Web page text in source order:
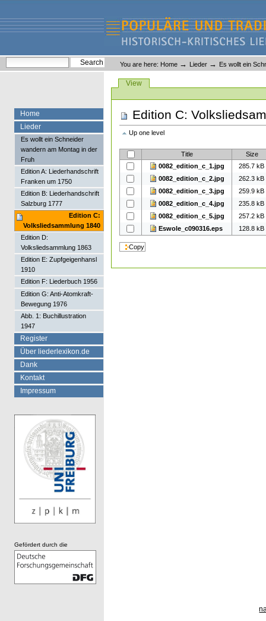
content.
navigation
Liederlexikon
Personal
tools
You are here: Home → Lieder → Es wollt ein
ViewsView
Edition C:
Up one level
Title
Size
0082_edition_c_1.jpg
285.7 kB
0082_edition_c_2.jpg
262.3 kB
0082_edition_c_3.jpg
259.9 kB
0082_edition_c_4.jpg
235.8 kB
0082_edition_c_5.jpg
257.2 kB
Eswole_c090316.eps
128.8 kB
Home
Lieder
Es wollt ein Schneider
wandern am Montag in der
Fruh
Edition A: Liederhandschrift
Franken um 1750
Edition B: Liederhandschrift
Salzburg 1777
Edition C:
Volksliedsammlung 1840
Edition D:
Volksliedsammlung 1863
Edition E: Zupfgeigenhansl
1910
Edition F: Liederbuch 1956
Edition G: Anti-Atomkraft-
Bewegung 1976
Abb. 1: Buchillustration
1947
Register
Über liederlexikon.de
Dank
Kontakt
Impressum
Gefördert durch die